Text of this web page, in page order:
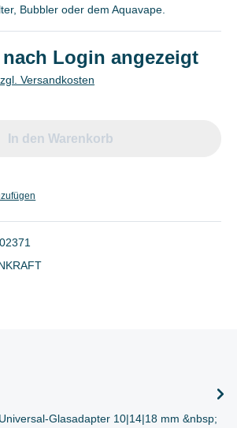
Bubbler oder dem Aquavape.
Login angezeigt
Versandkosten
In den Warenkorb
Glasadapter 10|14|18 mm &nbsp;